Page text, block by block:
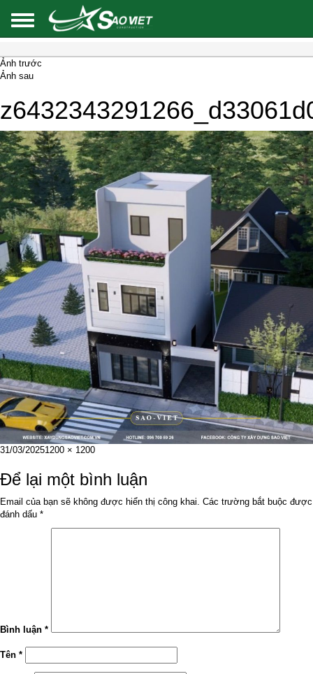
Ảnh trước
Ảnh sau
Đăng
ngày
31/03/2025Kích
đầy
đủ
1200 × 1200
Để lại một bình luận
Email của bạn sẽ không được hiển thị công khai. Các trường bắt buộc được
đánh dấu *
Bình luận *
Tên *